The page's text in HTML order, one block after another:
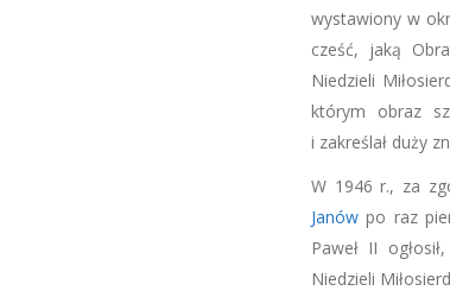
wystawiony w
cześć, jaką
Niedzieli
którym obraz
i zakreślał duży
W 1946 r., za
Janówpo raz
Paweł II
Niedzieli